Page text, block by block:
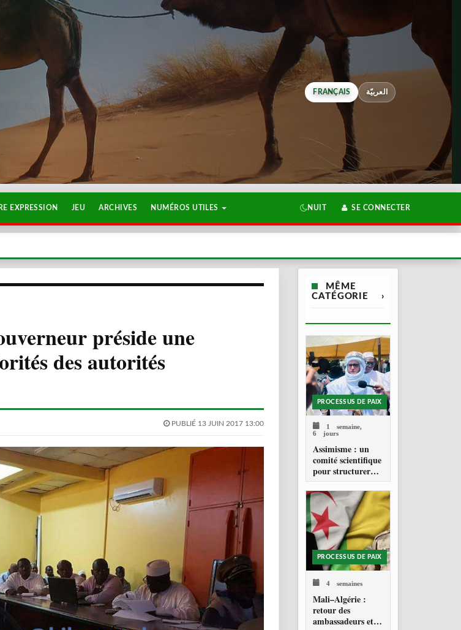
FRANÇAIS العربيّة
EXPRESSION JEU ARCHIVES NUMÉROS UTILES NUIT SE CONNECTER
préside une
des autorités
PUBLIÉ 13 JUIN 2017 13:00
MÊME
CATÉGORIE
›
PROCESSUS DE PAIX
1 semaine,
6 jours
Assimisme : un
comité scientifique
pour structurer
une doctrine de la
refondation
PROCESSUS DE PAIX
4 semaines
Mali–Algérie :
retour des
ambassadeurs et